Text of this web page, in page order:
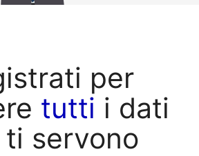
per
tutti i dati
servono